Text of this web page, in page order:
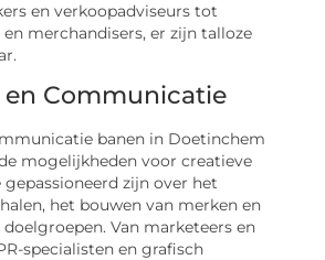
en verkoopadviseurs tot
merchandisers, er zijn talloze
Communicatie
banen in Doetinchem
mogelijkheden voor creatieve
gepassioneerd zijn over het
het bouwen van merken en
Van marketeers en
specialisten en grafisch